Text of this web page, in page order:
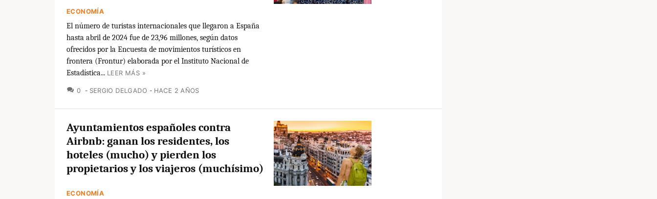
ECONOMÍA
El número de turistas internacionales que llegaron a España
hasta abril de 2024 fue de 23,96 millones, según datos
ofrecidos por la Encuesta de movimientos turísticos en
frontera (Frontur) elaborada por el Instituto Nacional de
Estadística... LEER MÁS »
0 COMENTARIOS
SERGIO DELGADO HACE 2 AÑOS
Ayuntamientos españoles contra
Airbnb: ganan los residentes, los
hoteles (mucho) y pierden los
propietarios y los viajeros (muchísimo)
ECONOMÍA